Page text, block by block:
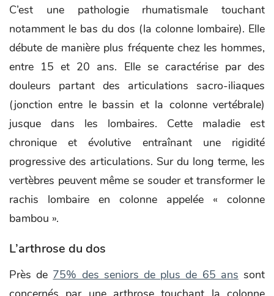
C’est une pathologie rhumatismale touchant
notamment le bas du dos (la colonne lombaire). Elle
débute de manière plus fréquente chez les hommes,
entre 15 et 20 ans. Elle se caractérise par des
douleurs partant des articulations sacro-iliaques
(jonction entre le bassin et la colonne vertébrale)
jusque dans les lombaires. Cette maladie est
chronique et évolutive entraînant une rigidité
progressive des articulations. Sur du long terme, les
vertèbres peuvent même se souder et transformer le
rachis lombaire en colonne appelée « colonne
bambou ».
L’arthrose du dos
Près de 75% des seniors de plus de 65 ans sont